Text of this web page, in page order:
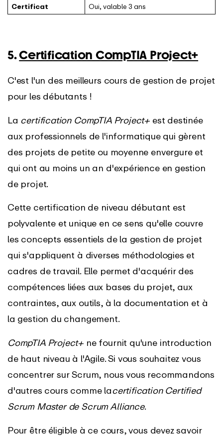
Certificat
Oui, valable 3 ans
5.Certification CompTIA Project+
C'est l'un des meilleurs cours de gestion de projet
pour les débutants !
La certification CompTIA Project+ est destinée
aux professionnels de l'informatique qui gèrent
des projets de petite ou moyenne envergure et
qui ont au moins un an d'expérience en gestion
de projet.
Cette certification de niveau débutant est
polyvalente et unique en ce sens qu'elle couvre
les concepts essentiels de la gestion de projet
qui s'appliquent à diverses méthodologies et
cadres de travail. Elle permet d'acquérir des
compétences liées aux bases du projet, aux
contraintes, aux outils, à la documentation et à
la gestion du changement.
CompTIA Project+ ne fournit qu'une introduction
de haut niveau à l'Agile. Si vous souhaitez vous
concentrer sur Scrum, nous vous recommandons
d'autres cours comme lacertification Certified
Scrum Master de Scrum Alliance.
Pour être éligible à ce cours, vous devez savoir